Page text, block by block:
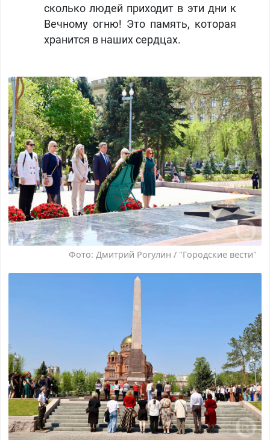
сколько людей приходит в эти дни к
Вечному огню! Это память, которая
хранится в наших сердцах.
Фото: Дмитрий Рогулин / "Городские вести"